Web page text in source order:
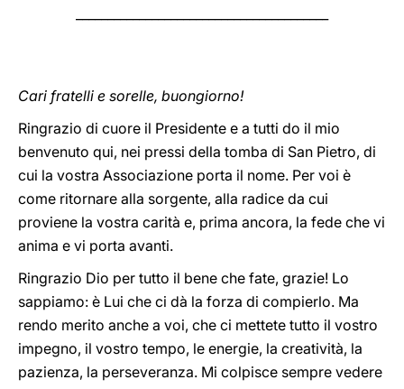
Cari fratelli e sorelle, buongiorno!
Ringrazio di cuore il Presidente e a tutti do il mio
benvenuto qui, nei pressi della tomba di San Pietro, di
cui la vostra Associazione porta il nome. Per voi è
come ritornare alla sorgente, alla radice da cui
proviene la vostra carità e, prima ancora, la fede che vi
anima e vi porta avanti.
Ringrazio Dio per tutto il bene che fate, grazie! Lo
sappiamo: è Lui che ci dà la forza di compierlo. Ma
rendo merito anche a voi, che ci mettete tutto il vostro
impegno, il vostro tempo, le energie, la creatività, la
pazienza, la perseveranza. Mi colpisce sempre vedere